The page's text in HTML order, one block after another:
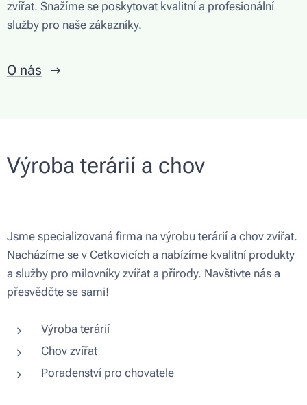
zvířat. Snažíme se poskytovat kvalitní a profesionální
služby pro naše zákazníky.
O nás
Výroba terárií a chov
Jsme specializovaná firma na výrobu terárií a chov zvířat.
Nacházíme se v Cetkovicích a nabízíme kvalitní produkty
a služby pro milovníky zvířat a přírody. Navštivte nás a
přesvědčte se sami!
Výroba terárií
Chov zvířat
Poradenství pro chovatele